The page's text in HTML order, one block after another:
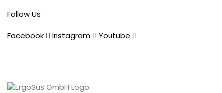
Follow Us
Facebook
Instagram Youtube